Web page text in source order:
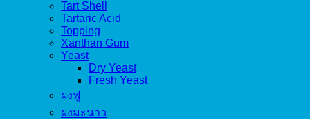
Tart Shell
Tartaric Acid
Topping
Xanthan Gum
Yeast
Dry Yeast
Fresh Yeast
ผงฟู
ผงมะนาว